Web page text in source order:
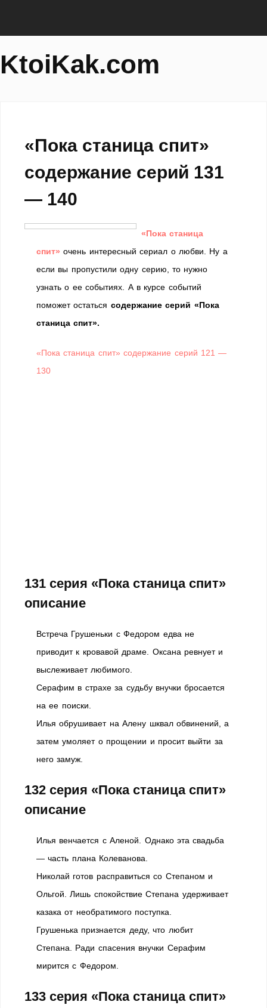
KtoiKak.com
«Пока станица спит»
содержание серий 131
— 140
«Пока станица
спит» очень интересный сериал о любви. Ну а
если вы пропустили одну серию, то нужно
узнать о ее событиях. А в курсе событий
поможет остаться содержание серий «Пока
станица спит».
«Пока станица спит» содержание серий 121 —
130
131 серия «Пока станица спит»
описание
Встреча Грушеньки с Федором едва не
приводит к кровавой драме. Оксана ревнует и
выслеживает любимого.
Серафим в страхе за судьбу внучки бросается
на ее поиски.
Илья обрушивает на Алену шквал обвинений, а
затем умоляет о прощении и просит выйти за
него замуж.
132 серия «Пока станица спит»
описание
Илья венчается с Аленой. Однако эта свадьба
— часть плана Колеванова.
Николай готов расправиться со Степаном и
Ольгой. Лишь спокойствие Степана удерживает
казака от необратимого поступка.
Грушенька признается деду, что любит
Степана. Ради спасения внучки Серафим
мирится с Федором.
133 серия «Пока станица спит»